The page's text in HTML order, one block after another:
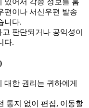
있어서 각종 정보를 홈
편이나 서신우편 발송
니다.
판단되거나 공익성이
다.
대한 권리는 귀하에게
통지 없이 편집, 이동할